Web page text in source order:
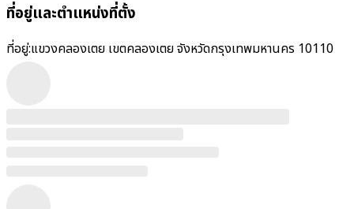
ที่อยู่และตำแหน่งที่ตั้ง
ที่อยู่:แขวงคลองเตย เขตคลองเตย จังหวัดกรุงเทพมหานคร 10110